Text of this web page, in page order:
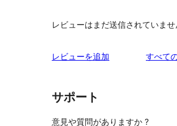
レビューはまだ送信されていませ
レビューを追加 すべて
サポート
意見や質問がありますか ?